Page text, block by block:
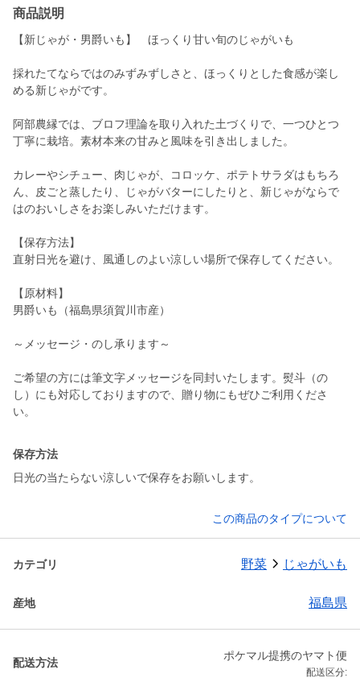
商品説明
【新じゃが・男爵いも】 ほっくり甘い旬のじゃがいも
採れたてならではのみずみずしさと、ほっくりとした食感が楽し
める新じゃがです。
阿部農縁では、ブロフ理論を取り入れた土づくりで、一つひとつ
丁寧に栽培。素材本来の甘みと風味を引き出しました。
カレーやシチュー、肉じゃが、コロッケ、ポテトサラダはもちろ
ん、皮ごと蒸したり、じゃがバターにしたりと、新じゃがならで
はのおいしさをお楽しみいただけます。
【保存方法】
直射日光を避け、風通しのよい涼しい場所で保存してください。
【原材料】
男爵いも（福島県須賀川市産）
～メッセージ・のし承ります～
ご希望の方には筆文字メッセージを同封いたします。熨斗（の
し）にも対応しておりますので、贈り物にもぜひご利用くださ
い。
保存方法
日光の当たらない涼しいで保存をお願いします。
この商品のタイプについて
カテゴリ 野菜 じゃがいも
産地 福島県
配送方法
ポケマル提携のヤマト便
配送区分: